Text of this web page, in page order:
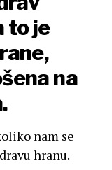
to je
na
nam se
hranu.